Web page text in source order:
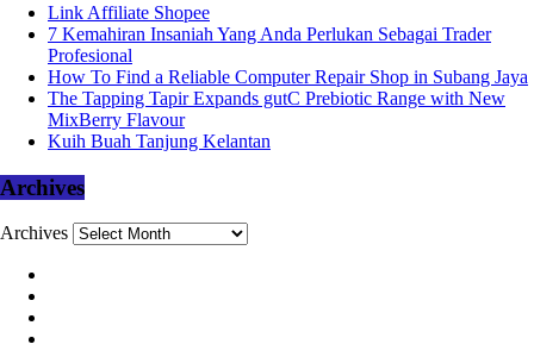
Link Affiliate Shopee
7 Kemahiran Insaniah Yang Anda Perlukan Sebagai Trader
Profesional
How To Find a Reliable Computer Repair Shop in Subang Jaya
The Tapping Tapir Expands gutC Prebiotic Range with New
MixBerry Flavour
Kuih Buah Tanjung Kelantan
Archives
Archives